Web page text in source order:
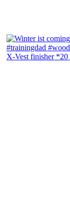
X-Vest finisher